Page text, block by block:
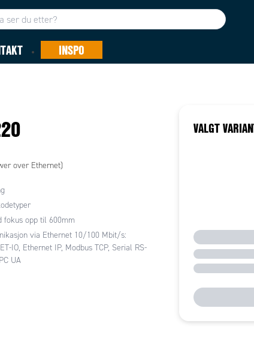
INSPO
over Ethernet)
fokus opp til 600mm
via Ethernet 10/100 Mbit/s:
IO, Ethernet IP, Modbus TCP, Serial RS-
UA
VALGT